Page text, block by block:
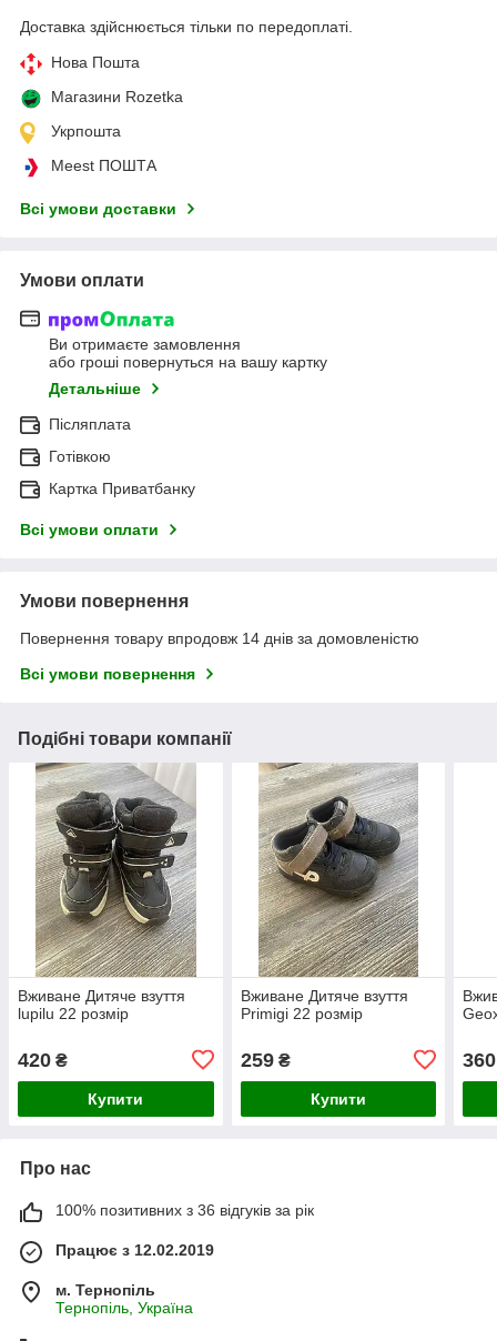
Доставка здійснюється тільки по передоплаті.
Нова Пошта
Магазини Rozetka
Укрпошта
Meest ПОШТА
Всі умови доставки
Умови оплати
Ви отримаєте замовлення
або гроші повернуться на вашу картку
Детальніше
Післяплата
Готівкою
Картка Приватбанку
Всі умови оплати
Умови повернення
Повернення товару впродовж 14 днів за домовленістю
Всі умови повернення
Подібні товари компанії
Вживане Дитяче взуття
lupilu 22 розмір
420 ₴
Купити
Вживане Дитяче взуття
Primigi 22 розмір
259₴
Купити
360
Про нас
100% позитивних з 36 відгуків за рік
Працює з 12.02.2019
м. Тернопіль
Тернопіль, Україна